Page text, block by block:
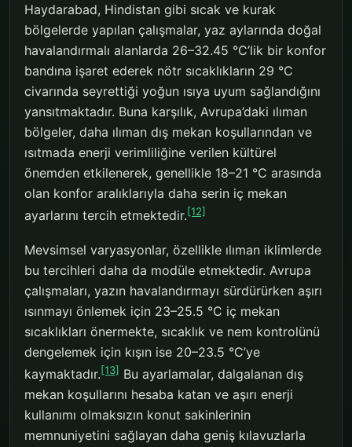
Haydarabad, Hindistan gibi sıcak ve kurak
bölgelerde yapılan çalışmalar, yaz aylarında doğal
havalandırmalı alanlarda 26–32.45 °C’lik bir konfor
bandına işaret ederek nötr sıcaklıkların 29 °C
civarında seyrettiği yoğun ısıya uyum sağlandığını
yansıtmaktadır. Buna karşılık, Avrupa’daki ılıman
bölgeler, daha ılıman dış mekan koşullarından ve
ısıtmada enerji verimliliğine verilen kültürel
önemden etkilenerek, genellikle 18–21 °C arasında
olan konfor aralıklarıyla daha serin iç mekan
ayarlarını tercih etmektedir.[12]
Mevsimsel varyasyonlar, özellikle ılıman iklimlerde
bu tercihleri daha da modüle etmektedir. Avrupa
çalışmaları, yazın havalandırmayı sürdürürken aşırı
ısınmayı önlemek için 23–25.5 °C iç mekan
sıcaklıkları önermekte, sıcaklık ve nem kontrolünü
dengelemek için kışın ise 20–23.5 °C’ye
kaymaktadır.[13] Bu ayarlamalar, dalgalanan dış
mekan koşullarını hesaba katan ve aşırı enerji
kullanımı olmaksızın konut sakinlerinin
memnuniyetini sağlayan daha geniş kılavuzlarla